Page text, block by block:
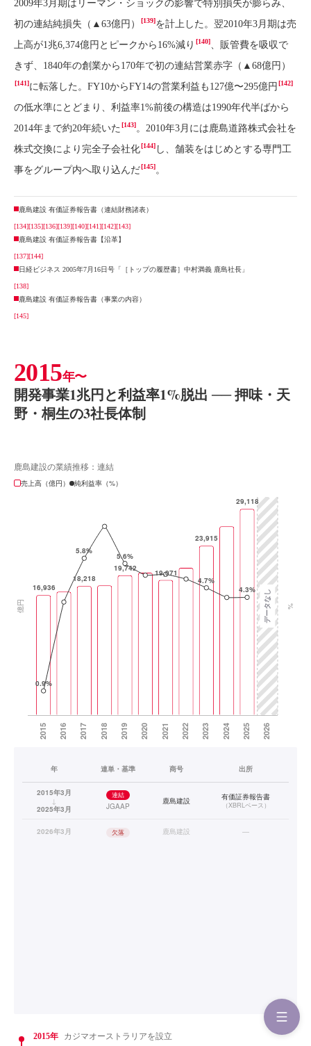
2009年3月期はリーマン・ショックの影響で特別損失が膨らみ、
初の連結純損失（▲63億円）
[139]を計上した。翌2010年3月期は売
上高が1兆6,374億円とピークから16%減り [140]
、販管費を吸収で
きず、1840年の創業から170年で初の連結営業赤字（▲68億円）
[141]に転落した。FY10からFY14の営業利益も127億〜295億円 [142]
の低水準にとどまり、利益率1%前後の構造は1990年代半ばから
2014年まで約20年続いた [143]。2010年3月には鹿島道路株式会社を
株式交換により完全子会社化[144] し、舗装をはじめとする専門工
事をグループ内へ取り込んだ[145]。
鹿島建設 有価証券報告書（連結財務諸表）
[134][135][136][139][140][141][142][143]
鹿島建設 有価証券報告書【沿革】
[137][144]
日経ビジネス 2005年7月16日号「［トップの履歴書］中村満義 鹿島社長」
[138]
鹿島建設 有価証券報告書（事業の内容）
[145]
2015年〜
開発事業1兆円と利益率1%脱出 ── 押味・天
野・桐生の3社長体制
鹿島建設の業績推移：連結
売上高（億円）
純利益率（%）
年 連単・基準 商号 出所
2015年3月
↓
2025年3月
連結
JGAAP
鹿島建設 有価証券報告書
（XBRLベース ）
2026年3月 欠落 鹿島建設 —
2015年 カジマオーストラリアを設立